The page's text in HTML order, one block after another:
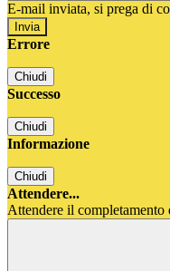
E-mail inviata, si prega di
Errore
Chiudi
Successo
Chiudi
Informazione
Chiudi
Attendere...
Attendere il completamento